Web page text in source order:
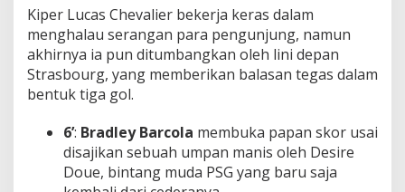
Kiper Lucas Chevalier bekerja keras dalam
menghalau serangan para pengunjung, namun
akhirnya ia pun ditumbangkan oleh lini depan
Strasbourg, yang memberikan balasan tegas dalam
bentuk tiga gol.
6’: Bradley Barcola membuka papan skor usai
disajikan sebuah umpan manis oleh Desire
Doue, bintang muda PSG yang baru saja